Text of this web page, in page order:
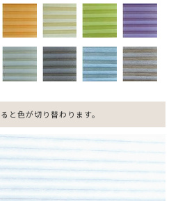
と色が切り替わります。